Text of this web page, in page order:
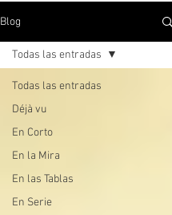
Blog
Todas las entradas
Déjà vu
En Corto
En la Mira
En las Tablas
En Serie
Todas las entradas